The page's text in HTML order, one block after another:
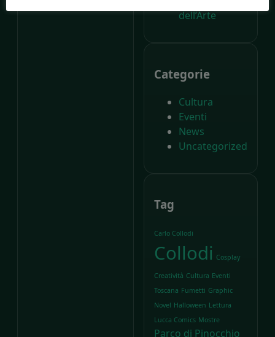
dell’Arte
Categorie
Cultura
Eventi
News
Uncategorized
Tag
Carlo Collodi
Collodi Cosplay
Creatività Cultura Eventi
Toscana Fumetti Graphic
Novel Halloween Lettura
Lucca Comics Mostre
Parco di Pinocchio